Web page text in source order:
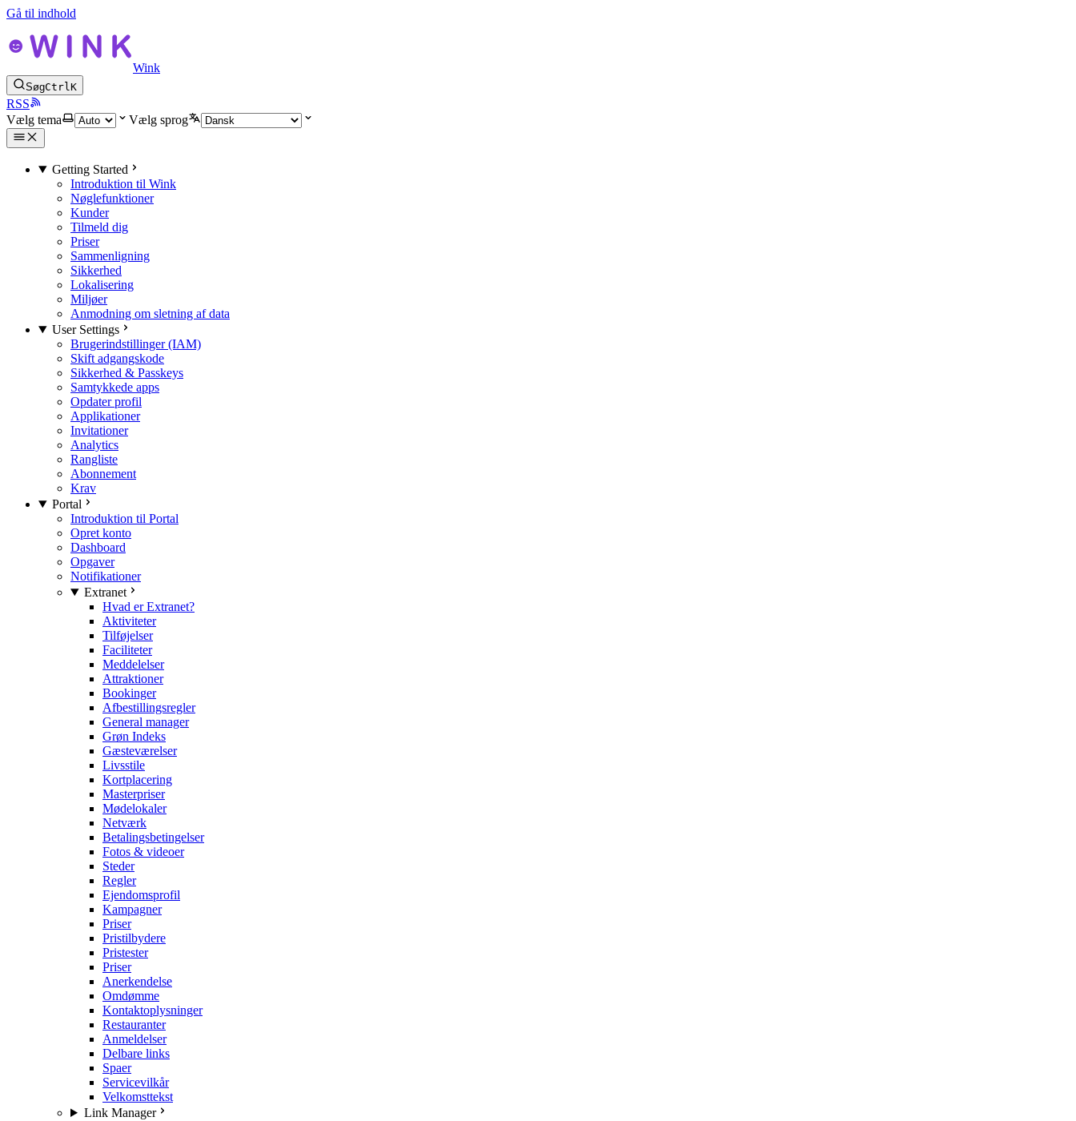
Gå til indhold
Wink
SøgCtrlK
RSS
Vælg tema
Vælg sprog
Getting Started
Introduktion til Wink
Nøglefunktioner
Kunder
Tilmeld dig
Priser
Sammenligning
Sikkerhed
Lokalisering
Miljøer
Anmodning om sletning af data
User Settings
Brugerindstillinger (IAM)
Skift adgangskode
Sikkerhed & Passkeys
Samtykkede apps
Opdater profil
Applikationer
Invitationer
Analytics
Rangliste
Abonnement
Krav
Portal
Introduktion til Portal
Opret konto
Dashboard
Opgaver
Notifikationer
Extranet
Hvad er Extranet?
Aktiviteter
Tilføjelser
Faciliteter
Meddelelser
Attraktioner
Bookinger
Afbestillingsregler
General manager
Grøn Indeks
Gæsteværelser
Livsstile
Kortplacering
Masterpriser
Mødelokaler
Netværk
Betalingsbetingelser
Fotos & videoer
Steder
Regler
Ejendomsprofil
Kampagner
Priser
Pristilbydere
Pristester
Priser
Anerkendelse
Omdømme
Kontaktoplysninger
Restauranter
Anmeldelser
Delbare links
Spaer
Servicevilkår
Velkomsttekst
Link Manager